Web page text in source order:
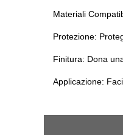
Materiali
Protezione:
Finitura: Dona
Applicazione: